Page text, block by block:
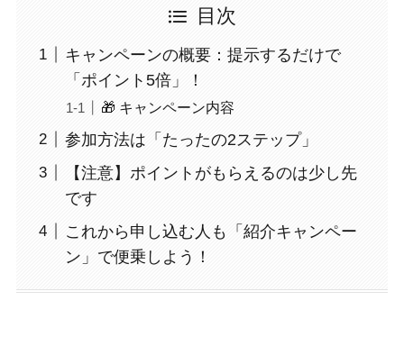
目次
キャンペーンの概要：提示するだけで
「ポイント5倍」！
🎁 キャンペーン内容
参加方法は「たったの2ステップ」
【注意】ポイントがもらえるのは少し先
です
これから申し込む人も「紹介キャンペー
ン」で便乗しよう！